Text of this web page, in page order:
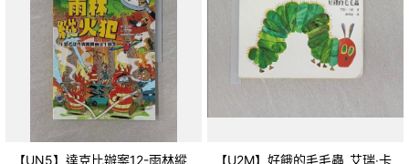
【UN5】達克比辦案12-雨林縱
【U2M】好餓的毛毛蟲_艾瑞‧卡